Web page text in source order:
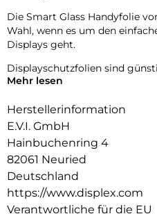
Die Smart Glass Handyfolie
Wahl, wenn es um den
Displays geht.
Displayschutzfolien sind
ein Schutzglas, flexibel und
9H Oberflächenhärte:
Smart Glass ist eine
flexiblen, nahezu
konventionellem Panzerglas.
9H dank dem PET-Glas-
Panzerglasfolie einen sehr
andere Schäden.
Mehr lesen
Herstellerinformation
E.V.I. GmbH
Hainbuchenring 4
82061 Neuried
Deutschland
https://www.displex.com
Verantwortliche für die EU